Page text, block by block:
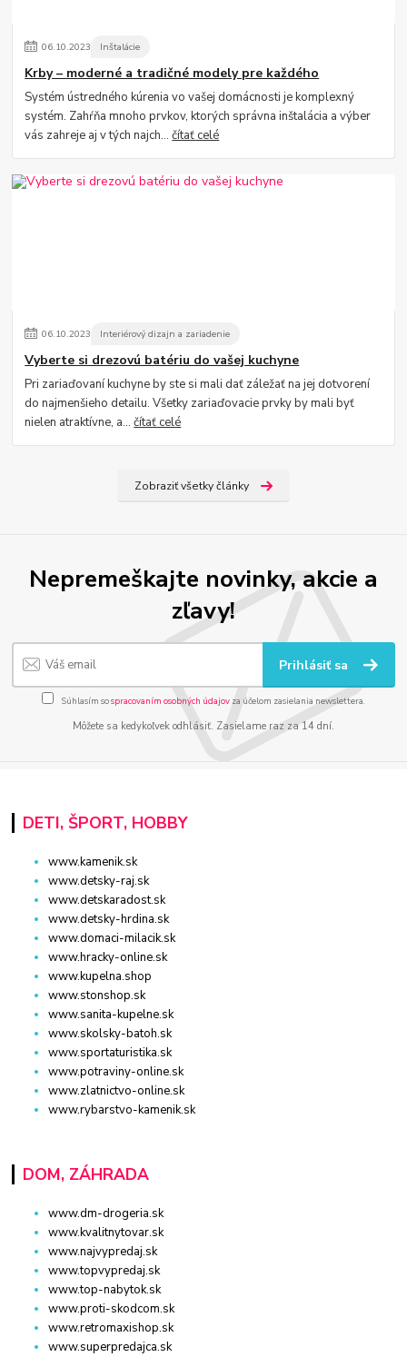
06.10.2023 Inštalácie
Krby – moderné a tradičné modely pre každého
Systém ústredného kúrenia vo vašej domácnosti je komplexný
systém. Zahŕňa mnoho prvkov, ktorých správna inštalácia a výber
vás zahreje aj v tých najch...čítať celé
06.10.2023 Interiérový dizajn a zariadenie
Vyberte si drezovú batériu do vašej kuchyne
Pri zariaďovaní kuchyne by ste si mali dať záležať na jej dotvorení
do najmenšieho detailu. Všetky zariaďovacie prvky by mali byť
nielen atraktívne, a...čítať celé
Zobraziť všetky články
Nepremeškajte novinky, akcie a
zľavy!
Prihlásiť sa
Súhlasím sospracovaním osobných údajov za účelom zasielania newslettera.
Môžete sa kedykoľvek odhlásiť. Zasielame raz za 14 dní.
DETI, ŠPORT, HOBBY
www.kamenik.sk
www.detsky-raj.sk
www.detskaradost.sk
www.detsky-hrdina.sk
www.domaci-milacik.sk
www.hracky-online.sk
www.kupelna.shop
www.stonshop.sk
www.sanita-kupelne.sk
www.skolsky-batoh.sk
www.sportaturistika.sk
www.potraviny-online.sk
www.zlatnictvo-online.sk
www.rybarstvo-kamenik.sk
DOM, ZÁHRADA
www.dm-drogeria.sk
www.kvalitnytovar.sk
www.najvypredaj.sk
www.topvypredaj.sk
www.top-nabytok.sk
www.proti-skodcom.sk
www.retromaxishop.sk
www.superpredajca.sk